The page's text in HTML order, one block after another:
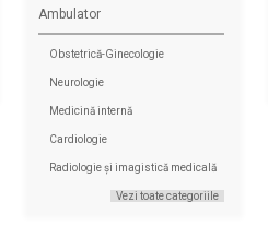
Ambulator
Obstetrică-Ginecologie
Neurologie
Medicină internă
Cardiologie
Radiologie și imagistică medicală
Vezi toate categoriile